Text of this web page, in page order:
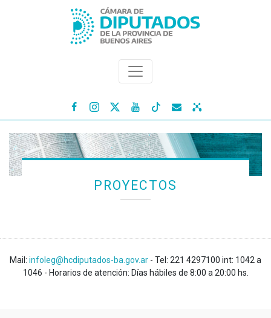
   
PROYECTOS
Mail: infoleg@hcdiputados-ba.gov.ar - Tel: 221 4297100 int: 1042 a
1046 - Horarios de atención: Días hábiles de 8:00 a 20:00 hs.